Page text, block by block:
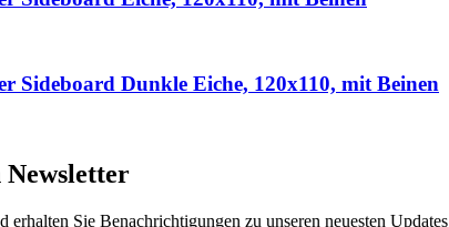
Sideboard Dunkle Eiche, 120x110, mit Beinen
Newsletter
erhalten Sie Benachrichtigungen zu unseren neuesten Updates